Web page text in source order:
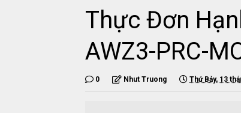
Thực Đơn
AWZ3-PRC-
0 Nhut Truong Thứ Bảy, 13